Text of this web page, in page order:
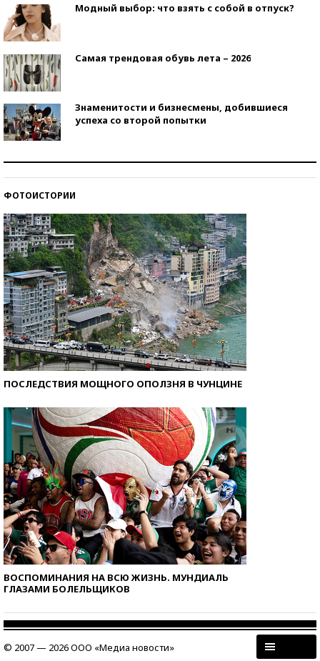
Модный выбор: что взять с собой в отпуск?
Самая трендовая обувь лета – 2026
Знаменитости и бизнесмены, добившиеся
успеха со второй попытки
ФОТОИСТОРИИ
ПОСЛЕДСТВИЯ МОЩНОГО ОПОЛЗНЯ В ЧУНЦИНЕ
ВОСПОМИНАНИЯ НА ВСЮ ЖИЗНЬ. МУНДИАЛЬ
ГЛАЗАМИ БОЛЕЛЬЩИКОВ
© 2007 — 2026 ООО «Медиа новости»